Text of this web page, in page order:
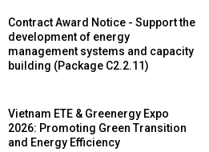
Contract Award Notice - Support the
development of energy
management systems and capacity
building (Package C2.2.11)
Vietnam ETE & Greenergy Expo
2026: Promoting Green Transition
and Energy Efficiency